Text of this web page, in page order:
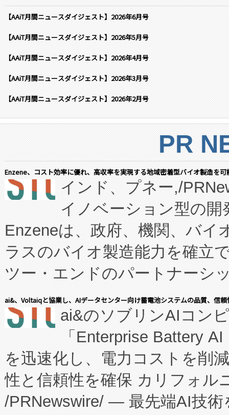
【AAiT月間ニュースダイジェスト】2026年6月号
【AAiT月間ニュースダイジェスト】2026年5月号
【AAiT月間ニュースダイジェスト】2026年4月号
【AAiT月間ニュースダイジェスト】2026年3月号
【AAiT月間ニュースダイジェスト】2026年2月号
PR
Enzene、コスト効率に優れ、高収率を実現する地域密着型バイオ製造を
インド、プネー,/
イノベーション型の
Enzeneは、政府、機関、バイ
ラスのバイオ製造能力を確立
ツー・エンドのパートナーシ
表しました。 同社の実績ある
manufacturing™ (FCCM™) プ
たNeXは、バイオ医薬品製造
従来のフェッドバッチ施設の
に、患者やサプライチェーン
キー方式で拡張性が高く、持
ai&、Voltaiqと協業し、AIデータセンター向け蓄電池システムの品質、信
ai&のソブリンAIコン
「Enterprise Battery
を迅速化し、電力コストを削
性と信頼性を確保 カリフォル
/PRNewswire/ — 最先端AI技術